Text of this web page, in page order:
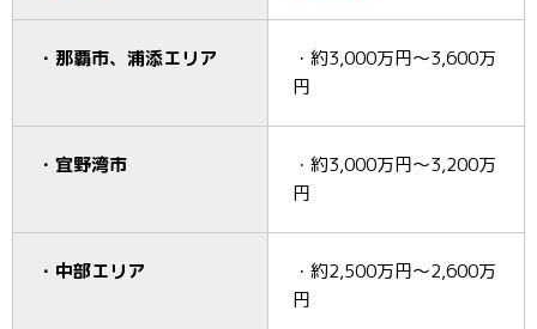
・那覇市、浦添エリア
・約3,000万円～3,600万
円
・宜野湾市
・約3,000万円～3,200万
円
・中部エリア
・約2,500万円～2,600万
円